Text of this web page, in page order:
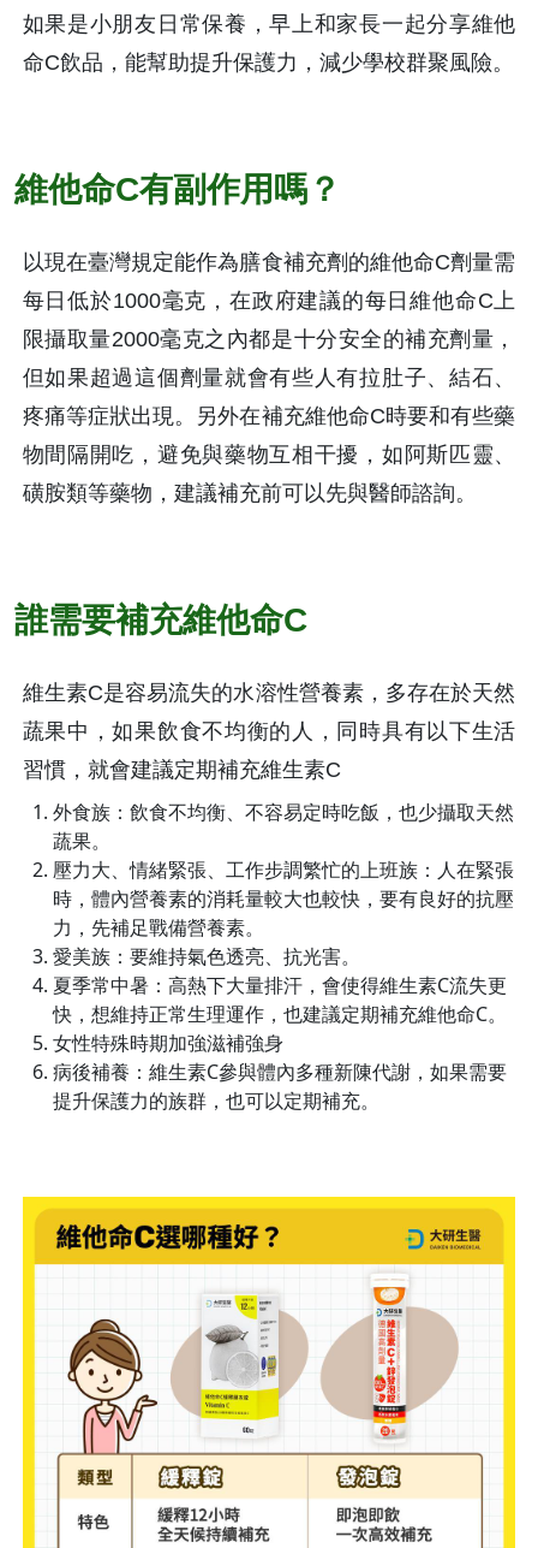
如果是小朋友日常保養，早上和家長一起分享維他
命C飲品，能幫助提升保護力，減少學校群聚風險。
維他命C有副作用嗎？
以現在臺灣規定能作為膳食補充劑的維他命C劑量需
每日低於1000毫克，在政府建議的每日維他命C上
限攝取量2000毫克之內都是十分安全的補充劑量，
但如果超過這個劑量就會有些人有拉肚子、結石、
疼痛等症狀出現。另外在補充維他命C時要和有些藥
物間隔開吃，避免與藥物互相干擾，如阿斯匹靈、
磺胺類等藥物，建議補充前可以先與醫師諮詢。
誰需要補充維他命C
維生素C是容易流失的水溶性營養素，多存在於天然
蔬果中，如果飲食不均衡的人，同時具有以下生活
習慣，就會建議定期補充維生素C
外食族：飲食不均衡、不容易定時吃飯，也少攝取天然
蔬果。
壓力大、情緒緊張、工作步調繁忙的上班族：人在緊張
時，體內營養素的消耗量較大也較快，要有良好的抗壓
力，先補足戰備營養素。
愛美族：要維持氣色透亮、抗光害。
夏季常中暑：高熱下大量排汗，會使得維生素C流失更
快，想維持正常生理運作，也建議定期補充維他命C。
女性特殊時期加強滋補強身
病後補養：維生素C參與體內多種新陳代謝，如果需要
提升保護力的族群，也可以定期補充。